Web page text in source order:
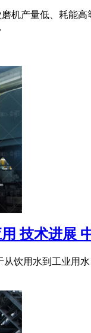
机产量低、耗能
技术进展
饮用水到工业用